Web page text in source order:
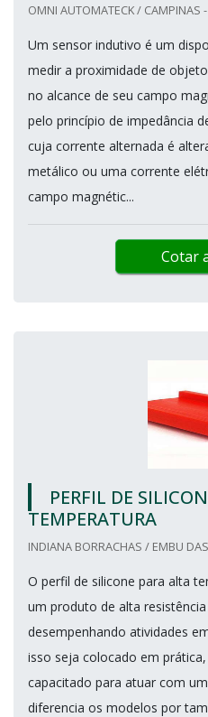
OMNI AUTOMATECK / CAMPINAS
Um sensor indutivo é um
medir a proximidade de
no alcance de seu campo
pelo princípio de impedância
cuja corrente alternada é
metálico ou uma corrente
campo magnétic...
Cotar
PERFIL DE
TEMPERATURA
INDIANA BORRACHAS / EMBU
O perfil de silicone para alta
um produto de alta
desempenhando atividades
isso seja colocado em
capacitado para atuar com
diferencia os modelos por